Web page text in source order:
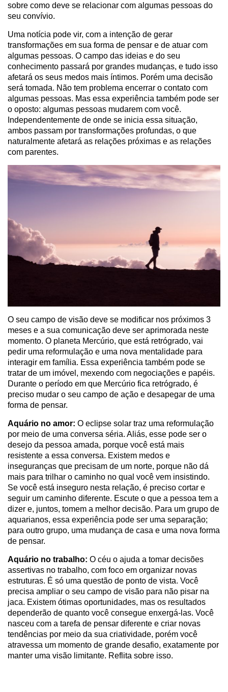
sobre como deve se relacionar com algumas pessoas do
seu convívio.
Uma notícia pode vir, com a intenção de gerar
transformações em sua forma de pensar e de atuar com
algumas pessoas. O campo das ideias e do seu
conhecimento passará por grandes mudanças, e tudo isso
afetará os seus medos mais íntimos. Porém uma decisão
será tomada. Não tem problema encerrar o contato com
algumas pessoas. Mas essa experiência também pode ser
o oposto: algumas pessoas mudarem com você.
Independentemente de onde se inicia essa situação,
ambos passam por transformações profundas, o que
naturalmente afetará as relações próximas e as relações
com parentes.
O seu campo de visão deve se modificar nos próximos 3
meses e a sua comunicação deve ser aprimorada neste
momento. O planeta Mercúrio, que está retrógrado, vai
pedir uma reformulação e uma nova mentalidade para
interagir em família. Essa experiência também pode se
tratar de um imóvel, mexendo com negociações e papéis.
Durante o período em que Mercúrio fica retrógrado, é
preciso mudar o seu campo de ação e desapegar de uma
forma de pensar.
Aquário no amor: O eclipse solar traz uma reformulação
por meio de uma conversa séria. Aliás, esse pode ser o
desejo da pessoa amada, porque você está mais
resistente a essa conversa. Existem medos e
inseguranças que precisam de um norte, porque não dá
mais para trilhar o caminho no qual você vem insistindo.
Se você está inseguro nesta relação, é preciso cortar e
seguir um caminho diferente. Escute o que a pessoa tem a
dizer e, juntos, tomem a melhor decisão. Para um grupo de
aquarianos, essa experiência pode ser uma separação;
para outro grupo, uma mudança de casa e uma nova forma
de pensar.
Aquário no trabalho: O céu o ajuda a tomar decisões
assertivas no trabalho, com foco em organizar novas
estruturas. É só uma questão de ponto de vista. Você
precisa ampliar o seu campo de visão para não pisar na
jaca. Existem ótimas oportunidades, mas os resultados
dependerão de quanto você consegue enxergá-las. Você
nasceu com a tarefa de pensar diferente e criar novas
tendências por meio da sua criatividade, porém você
atravessa um momento de grande desafio, exatamente por
manter uma visão limitante. Reflita sobre isso.